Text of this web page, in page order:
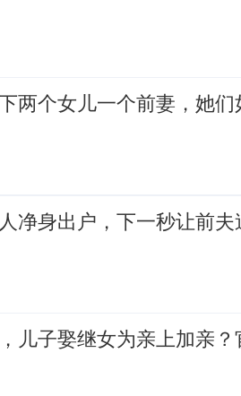
两个女儿一个前妻，她们
净身出户，下一秒让前夫
儿子娶继女为亲上加亲？